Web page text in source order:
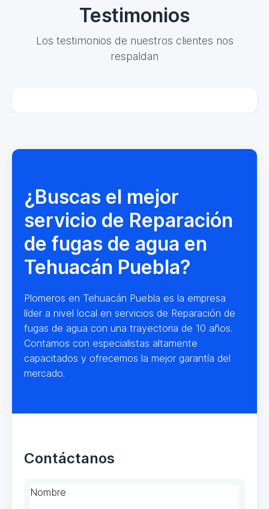
Testimonios
Los testimonios de nuestros clientes nos
respaldan
¿Buscas el mejor
servicio de Reparación
de fugas de agua en
Tehuacán Puebla?
Plomeros en Tehuacán Puebla es la empresa
líder a nivel local en servicios de Reparación de
fugas de agua con una trayectoria de 10 años.
Contamos con especialistas altamente
capacitados y ofrecemos la mejor garantía del
mercado.
Contáctanos
Nombre